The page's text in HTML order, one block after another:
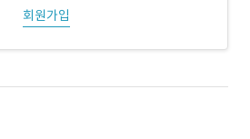
회원가입